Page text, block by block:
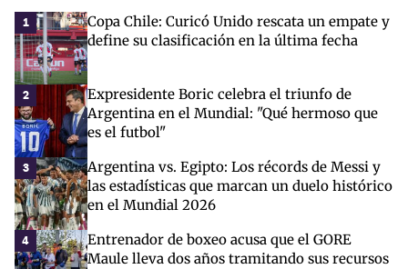
1
Copa Chile: Curicó Unido rescata un empate y
define su clasificación en la última fecha
2
Expresidente Boric celebra el triunfo de
Argentina en el Mundial: "Qué hermoso que
es el futbol"
3
Argentina vs. Egipto: Los récords de Messi y
las estadísticas que marcan un duelo histórico
en el Mundial 2026
4
Entrenador de boxeo acusa que el GORE
Maule lleva dos años tramitando sus recursos